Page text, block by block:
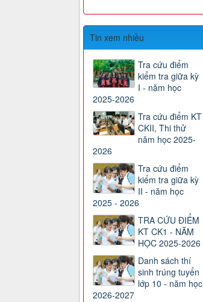
Tin xem nhiều
Tra cứu điểm
kiểm tra giữa kỳ
I - năm học
2025-2026
Tra cứu điểm KT
CKII, Thi thử
năm học 2025-
2026
Tra cứu điểm
kiểm tra giữa kỳ
II - năm học
2025 - 2026
TRA CỨU ĐIỂM
KT CK1 - NĂM
HỌC 2025-2026
Danh sách thí
sinh trúng tuyển
lớp 10 - năm học
2026-2027